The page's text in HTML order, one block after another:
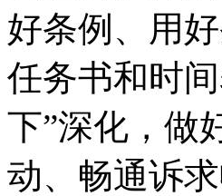
好条例、用
任务书和时
下”深化，做
动、畅通诉